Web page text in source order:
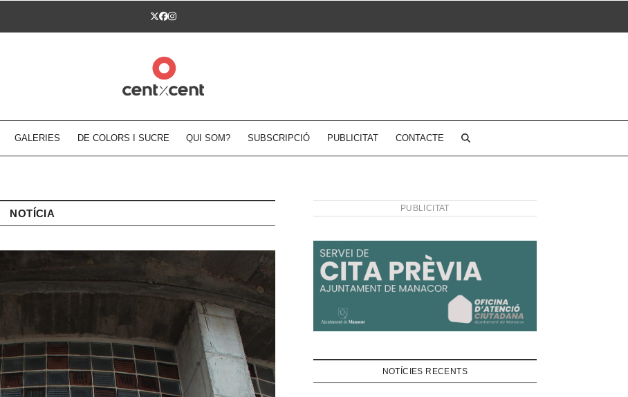
Twitter
Facebook
Instagram
GALERIES DE COLORS I SUCRE QUI SOM? SUBSCRIPCIÓ PUBLICITAT CONTACTE
NOTÍCIA PUBLICITAT
NOTÍCIES RECENTS